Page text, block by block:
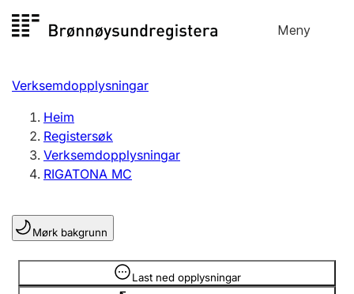
til
Meny
Registersøk
Aksjeselskap
Enkeltpersonføretak
Registrere, endre, slette
Lag og foreining
Registrere, endre, slette
Verksemdopplysningar
Heim
Registersøk
Verksemdopplysningar
RIGATONA MC
Mørk bakgrunn
Last ned opplysningar
Opplysninger er skjult